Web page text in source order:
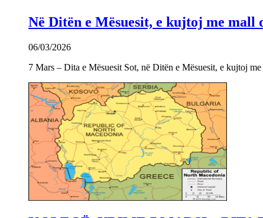
Në Ditën e Mësuesit, e kujtoj me
06/03/2026
7 Mars – Dita e Mësuesit Sot, në Ditën e Mësuesit, e kujtoj